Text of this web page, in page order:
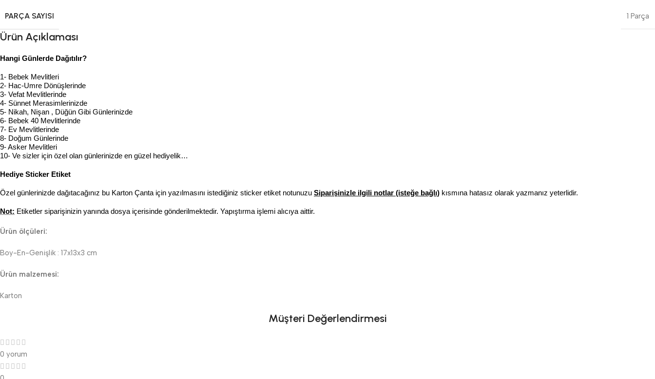
PARÇA SAYISI 1 Parça
Ürün Açıklaması
Hangi Günlerde Dağıtılır?
1- Bebek Mevlitleri
2- Hac-Umre Dönüşlerinde
3- Vefat Mevlitlerinde
4- Sünnet Merasimlerinizde
5- Nikah, Nişan , Düğün Gibi Günlerinizde
6- Bebek 40 Mevlitlerinde
7- Ev Mevlitlerinde
8- Doğum Günlerinde
9- Asker Mevlitleri
10- Ve sizler için özel olan günlerinizde en güzel hediyelik…
Hediye Sticker Etiket
Özel günlerinizde dağıtacağınız bu Karton Çanta için yazılmasını istediğiniz sticker etiket notunuzu Siparişinizle ilgili notlar (isteğe bağlı) kısmına hatasız olarak yazmanız yeterlidir.
Not: Etiketler siparişinizin yanında dosya içerisinde gönderilmektedir. Yapıştırma işlemi alıcıya aittir.
Ürün ölçüleri:
Boy-En-Genişlik : 17x13x3 cm
Ürün malzemesi:
Karton
Müşteri Değerlendirmesi
0 yorum